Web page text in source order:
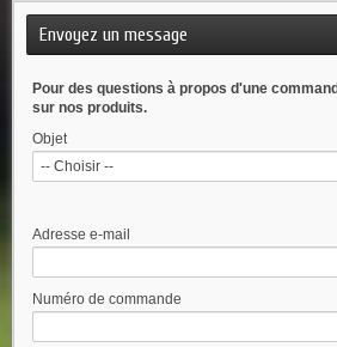
Envoyez un message
Pour des questions à propos d'une
sur nos produits.
Objet
-- Choisir --
Adresse e-mail
Numéro de commande